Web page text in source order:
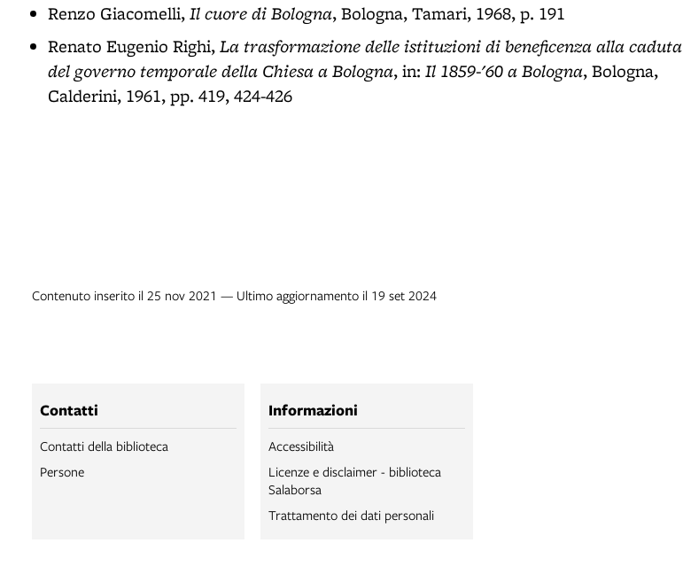
Renzo Giacomelli,Il cuore di Bologna, Bologna, Tamari, 1968, p. 191
Renato Eugenio Righi,La trasformazione delle istituzioni di beneficenza alla caduta
del governo temporale della Chiesa a Bologna, in: Il 1859-'60 a Bologna, Bologna,
Calderini, 1961, pp. 419, 424-426
Contenuto inserito il 25 nov 2021 — Ultimo aggiornamento il 19 set 2024
Contatti
Contatti della biblioteca
Persone
Informazioni
Accessibilità
Licenze e disclaimer - biblioteca
Salaborsa
Trattamento dei dati personali